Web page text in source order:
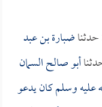
ضبارة بن عبد
أبو صالح السمان
عليه وسلم كان يدعو